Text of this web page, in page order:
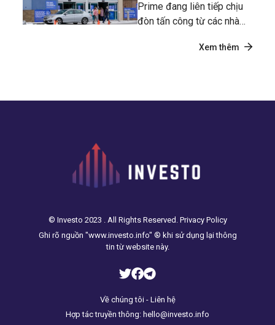
Prime đang liên tiếp chịu
đòn tấn công từ các nhà
Xem thêm
© Investo 2023 . All Rights Reserved. Privacy Policy
Ghi rõ nguồn "www.investo.info" ® khi sử dụng lại thông
tin từ website này.
Về chúng tôi - Liên hệ
Hợp tác truyền thông: hello@investo.info